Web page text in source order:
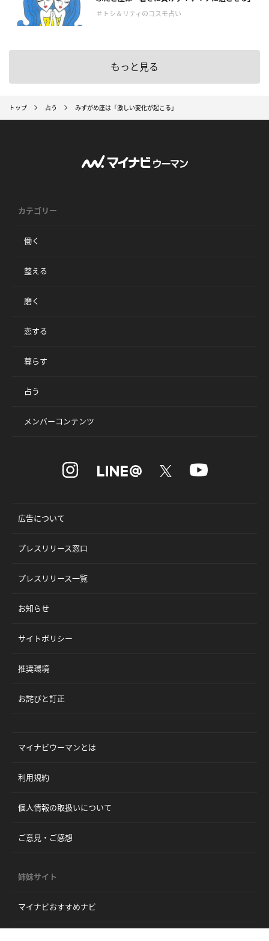
＃トシ＆リティのコスモ占い
もっと見る
トップ 占う みずがめ座は「激しい変化が起こる」
カテゴリー
働く
整える
磨く
恋する
暮らす
占う
メンバーコンテンツ
広告について
プレスリリース窓口
プレスリリース一覧
お知らせ
サイトポリシー
推奨環境
お詫びと訂正
マイナビウーマンとは
利用規約
個人情報の取扱いについて
ご意見・ご感想
姉妹サイト
マイナビおすすめナビ